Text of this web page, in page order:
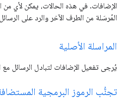
الإضافات. في هذه الحالات، يمكن لأي من
المُرسَلة من الطرف الآخر والرد على
المراسلة الأصلية
يُرجى تفعيل الإضافات لتبادل الرسائل مع
تجنُّب الرموز البرمجية